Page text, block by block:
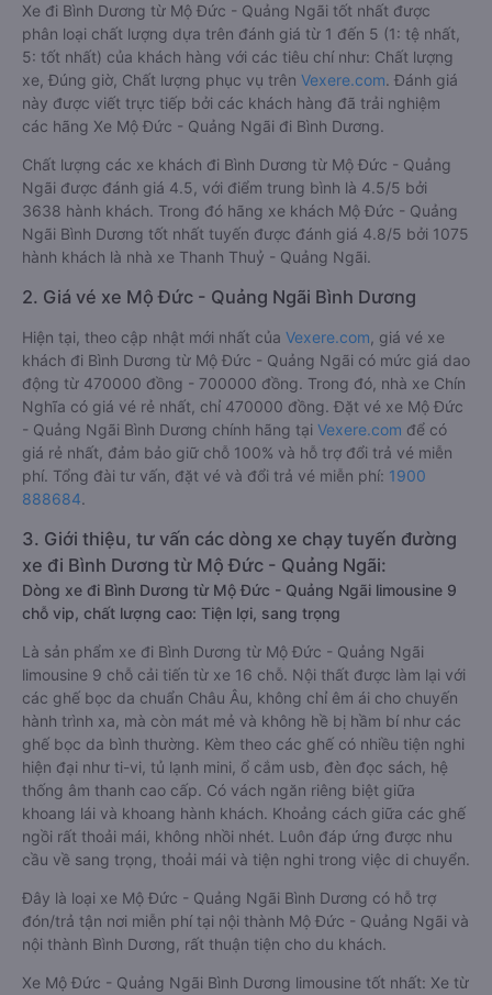
Xe đi Bình Dương từ Mộ Đức - Quảng Ngãi tốt nhất được
phân loại chất lượng dựa trên đánh giá từ 1 đến 5 (1: tệ nhất,
5: tốt nhất) của khách hàng với các tiêu chí như: Chất lượng
xe, Đúng giờ, Chất lượng phục vụ trên Vexere.com. Đánh giá
này được viết trực tiếp bởi các khách hàng đã trải nghiệm
các hãng Xe Mộ Đức - Quảng Ngãi đi Bình Dương.
Chất lượng các xe khách đi Bình Dương từ Mộ Đức - Quảng
Ngãi được đánh giá 4.5, với điểm trung bình là 4.5/5 bởi
3638 hành khách. Trong đó hãng xe khách Mộ Đức - Quảng
Ngãi Bình Dương tốt nhất tuyến được đánh giá 4.8/5 bởi 1075
hành khách là nhà xe Thanh Thuỷ - Quảng Ngãi.
2. Giá vé xe Mộ Đức - Quảng Ngãi Bình Dương
Hiện tại, theo cập nhật mới nhất của Vexere.com , giá vé xe
khách đi Bình Dương từ Mộ Đức - Quảng Ngãi có mức giá dao
động từ 470000 đồng - 700000 đồng. Trong đó, nhà xe Chín
Nghĩa có giá vé rẻ nhất, chỉ 470000 đồng. Đặt vé xe Mộ Đức
- Quảng Ngãi Bình Dương chính hãng tại Vexere.com để có
giá rẻ nhất, đảm bảo giữ chỗ 100% và hỗ trợ đổi trả vé miễn
phí. Tổng đài tư vấn, đặt vé và đổi trả vé miễn phí: 1900
888684.
3. Giới thiệu, tư vấn các dòng xe chạy tuyến đường
xe đi Bình Dương từ Mộ Đức - Quảng Ngãi:
Dòng xe đi Bình Dương từ Mộ Đức - Quảng Ngãi limousine 9
chỗ vip, chất lượng cao: Tiện lợi, sang trọng
Là sản phẩm xe đi Bình Dương từ Mộ Đức - Quảng Ngãi
limousine 9 chỗ cải tiến từ xe 16 chỗ. Nội thất được làm lại với
các ghế bọc da chuẩn Châu Âu, không chỉ êm ái cho chuyến
hành trình xa, mà còn mát mẻ và không hề bị hầm bí như các
ghế bọc da bình thường. Kèm theo các ghế có nhiều tiện nghi
hiện đại như ti-vi, tủ lạnh mini, ổ cắm usb, đèn đọc sách, hệ
thống âm thanh cao cấp. Có vách ngăn riêng biệt giữa
khoang lái và khoang hành khách. Khoảng cách giữa các ghế
ngồi rất thoải mái, không nhồi nhét. Luôn đáp ứng được nhu
cầu về sang trọng, thoải mái và tiện nghi trong việc di chuyển.
Đây là loại xe Mộ Đức - Quảng Ngãi Bình Dương có hỗ trợ
đón/trả tận nơi miễn phí tại nội thành Mộ Đức - Quảng Ngãi và
nội thành Bình Dương, rất thuận tiện cho du khách.
Xe Mộ Đức - Quảng Ngãi Bình Dương limousine tốt nhất: Xe từ